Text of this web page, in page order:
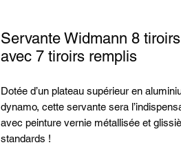
Servante Widmann 8
avec 7 tiroirs remplis
Dotée d’un plateau supérieur en
dynamo, cette servante sera
avec peinture vernie métallisée et
standards !